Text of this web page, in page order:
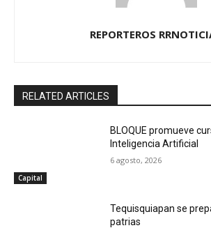
REPORTEROS
RELATED ARTICLES
Capital
BLOQUE promueve
Inteligencia Artificial
6 agosto, 2026
Tequisquiapan se
patrias